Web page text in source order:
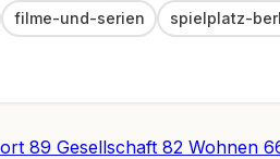
filme-und-serien spielplatz-
89 Gesellschaft 82 Wohnen